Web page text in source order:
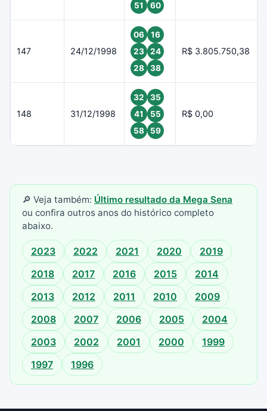
51
60
147 24/12/1998
06
16
23
24
28
38
R$ 3.805.750,38
148 31/12/1998
32
35
41
55
58
59
R$ 0,00
🔎 Veja também: Último resultado da Mega Sena
ou confira outros anos do histórico completo
abaixo.
2023 2022 2021 2020
2019
2018
2017 2016 2015
2014
2013
2012 2011 2010
2009
2008
2007 2006 2005
2004
2003
2002 2001 2000
1999
1997
1996